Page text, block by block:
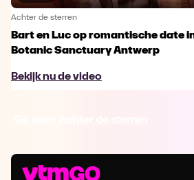
Achter de sterren
Bart en Luc op romantische date
Botanic Sanctuary Antwerp
Bekijk nu de video